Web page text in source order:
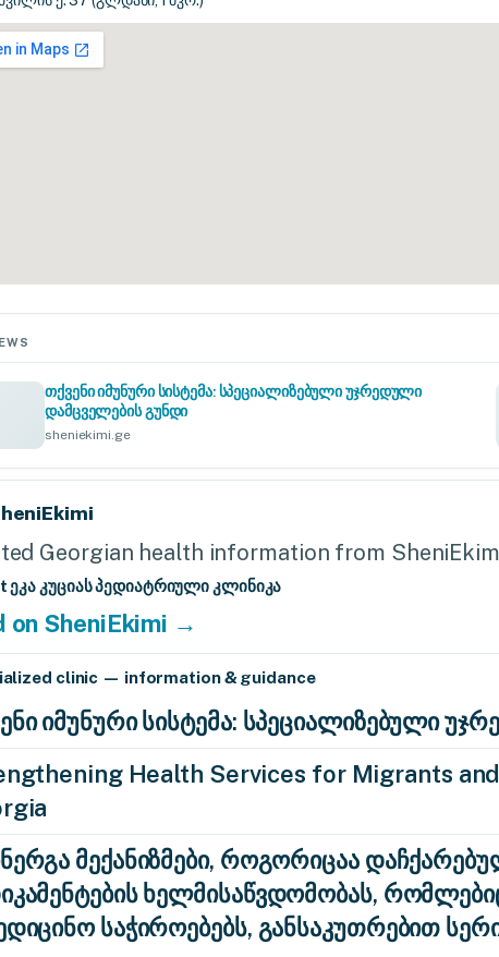
თქვენი იმუნური სისტემა: სპეციალიზებული უჯრედული
დამცველების გუნდი
sheniekimi.ge
Georgian health information from
ეკა კუციას პედიატრიული კლინიკა
on SheniEkimi →
clinic — information & guidance
იმუნური სისტემა: სპეციალიზებული
Health Services for Migrants
მექანიზმები, როგორიცაა
ხელმისაწვდომობას,
საჭიროებებს, განსაკუთრებით